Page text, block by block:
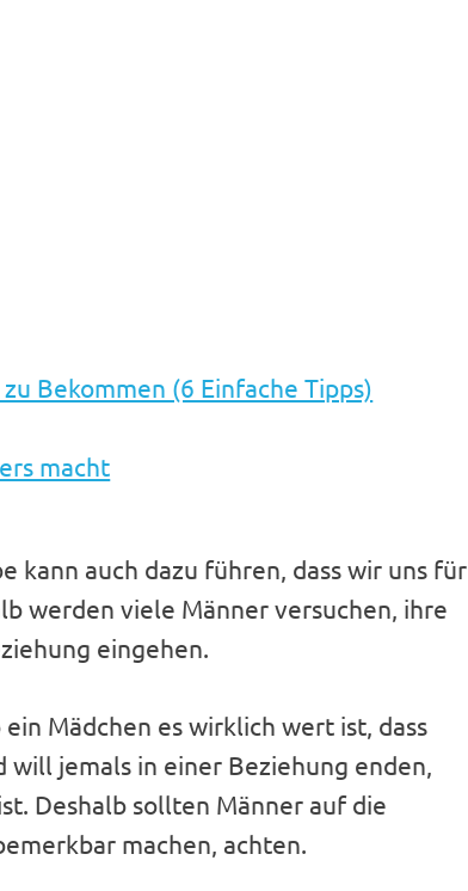
Bekommen (6 Einfache Tipps)
macht
kann auch dazu führen, dass wir uns für
werden viele Männer versuchen, ihre
eingehen.
Mädchen es wirklich wert ist, dass
jemals in einer Beziehung enden,
Deshalb sollten Männer auf die
machen, achten.